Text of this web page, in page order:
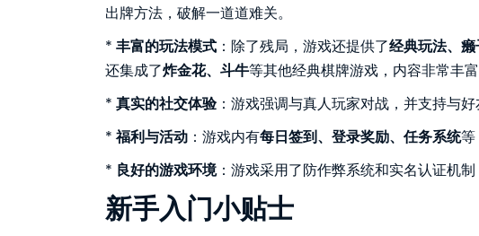
出牌方法，破解一道道难关。
* 丰富的玩法模式 ：除了残局，游戏还提供了经典玩法、
还集成了炸金花、斗牛等其他经典棋牌游戏，内容非常丰富
* 真实的社交体验：游戏强调与真人玩家对战，并支持与好
*福利与活动 ：游戏内有每日签到、登录奖励、任务系统等
* 良好的游戏环境：游戏采用了防作弊系统和实名认证机
新手入门小贴士